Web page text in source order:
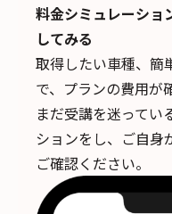
料金シミュレーショ
してみる
取得したい車種、簡
で、 プランの費用が
まだ受講を迷ってい
ションをし、ご自身
ご確認ください。